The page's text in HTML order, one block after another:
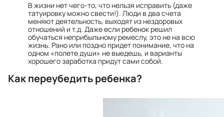
В жизни нет чего-то, что нельзя исправить (даже
татуировку можно свести!). Люди в два счета
меняют деятельность, выходят из нездоровых
отношений и т.д. Даже если ребенок решил
обучаться неприбыльному ремеслу, это не на всю
жизнь. Рано или поздно придет понимание, что на
одном «полете души» не выедешь, и варианты
хорошего заработка придут сами собой.
Как переубедить ребенка?